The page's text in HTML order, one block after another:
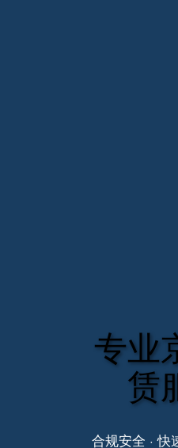
专业
赁
合规安全 · 快